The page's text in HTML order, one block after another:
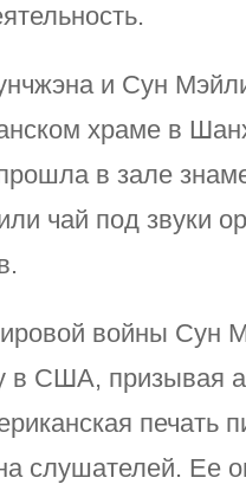
и Сун
храме в
в зале
чай под звуки
войны Сун
в США, призывая
печать
слушателей. Ее